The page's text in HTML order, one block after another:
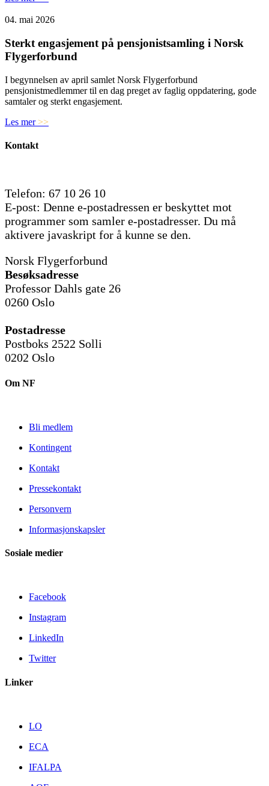
04. mai 2026
Sterkt engasjement på pensjonistsamling i Norsk
Flygerforbund
I begynnelsen av april samlet Norsk Flygerforbund
pensjonistmedlemmer til en dag preget av faglig oppdatering, gode
samtaler og sterkt engasjement.
Les mer>>
Kontakt
Telefon: 67 10 26 10
E-post: Denne e-postadressen er beskyttet mot
programmer som samler e-postadresser. Du må
aktivere javaskript for å kunne se den.
Norsk Flygerforbund
Besøksadresse
Professor Dahls gate 26
0260 Oslo
Postadresse
Postboks 2522 Solli
0202 Oslo
Om NF
Bli medlem
Kontingent
Kontakt
Pressekontakt
Personvern
Informasjonskapsler
Sosiale medier
Facebook
Instagram
LinkedIn
Twitter
Linker
LO
ECA
IFALPA